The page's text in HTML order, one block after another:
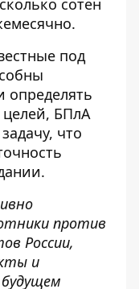
под
определять
, БПлА
что
против
России,
и